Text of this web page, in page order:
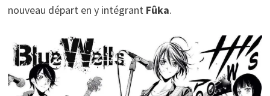
nouveau départ en y intégrant Fûka.